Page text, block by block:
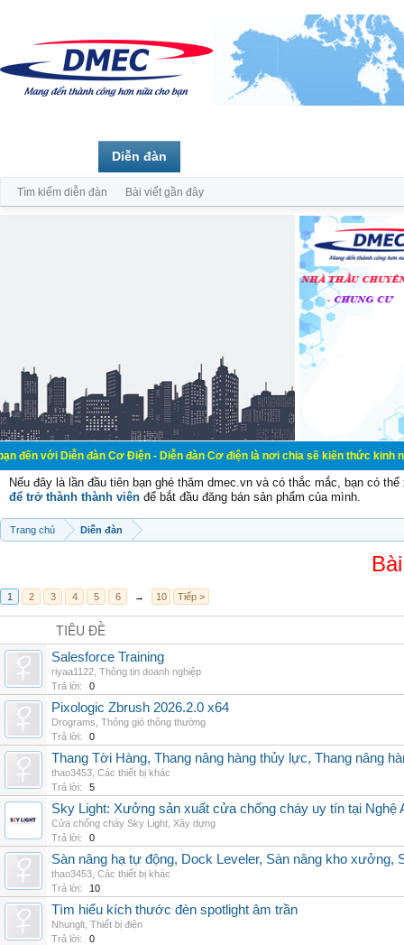
đàn Cơ Điện - Diễn đàn Cơ điện là nơi chia sẽ kiến thức kinh nghiệm
Nếu đây là lần đầu tiên bạn ghé thăm dmec.vn và có thắc mắc, bạn có
để trở thành thành viên để bắt đầu đăng bán sản phẩm của mình.
Trang chủ Diễn đàn
1 2 3 4 5 6 → 10 Tiếp >
TIÊU ĐỀ
Salesforce Training
riyaa1122 Thông tin doanh nghiệp
Trả lời:
0
Pixologic Zbrush 2026.2.0 x64
Drograms Thông gió thông thường
Trả lời:
0
Thang Tời Hàng, Thang nâng hàng thủy lực, Thang nâng
thao3453 Các thiết bị khác
Trả lời:
5
Sky Light: Xưởng sản xuất cửa chống cháy uy tín tại Nghệ
Cửa chống cháy Sky Light Xây dựng
Trả lời:
0
Sàn nâng hạ tự động, Dock Leveler, Sàn nâng kho xưởng,
thao3453 Các thiết bị khác
Trả lời:
10
Tìm hiểu kích thước đèn spotlight âm trần
Nhunglt Thiết bị điện
Trả lời:
0
Diễn đàn
Tìm kiếm diễn đàn Bài viết gần đây